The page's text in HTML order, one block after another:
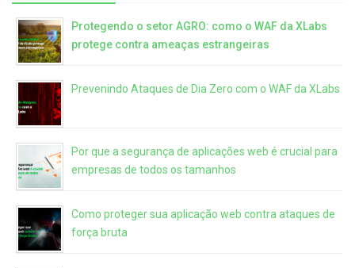
Protegendo o setor AGRO: como o WAF da XLabs
protege contra ameaças estrangeiras
Prevenindo Ataques de Dia Zero com o WAF da XLabs
Por que a segurança de aplicações web é crucial para
empresas de todos os tamanhos
Como proteger sua aplicação web contra ataques de
força bruta